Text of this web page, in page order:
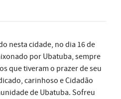
nesta cidade, no dia 16 de
por Ubatuba, sempre
que tiveram o prazer de seu
carinhoso e Cidadão
de Ubatuba. Sofreu